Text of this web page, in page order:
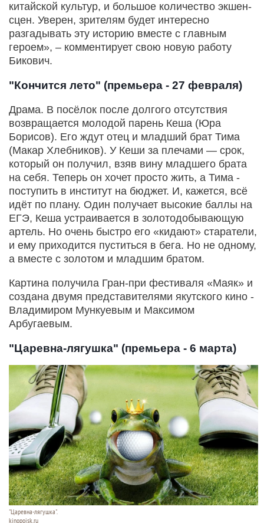
китайской культур, и большое количество экшен-
сцен. Уверен, зрителям будет интересно
разгадывать эту историю вместе с главным
героем», – комментирует свою новую работу
Бикович.
"Кончится лето" (премьера - 27 февраля)
Драма. В посёлок после долгого отсутствия
возвращается молодой парень Кеша (Юра
Борисов). Его ждут отец и младший брат Тима
(Макар Хлебников). У Кеши за плечами — срок,
который он получил, взяв вину младшего брата
на себя. Теперь он хочет просто жить, а Тима -
поступить в институт на бюджет. И, кажется, всё
идёт по плану. Один получает высокие баллы на
ЕГЭ, Кеша устраивается в золотодобывающую
артель. Но очень быстро его «кидают» старатели,
и ему приходится пуститься в бега. Но не одному,
а вместе с золотом и младшим братом.
Картина получила Гран-при фестиваля «Маяк» и
создана двумя представителями якутского кино -
Владимиром Мункуевым и Максимом
Арбугаевым.
"Царевна-лягушка" (премьера - 6 марта)
"Царевна-лягушка".
kinopoisk.ru